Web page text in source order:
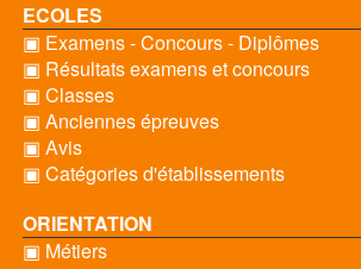
ECOLES
▣ Examens - Concours - Diplômes
▣ Résultats examens et concours
▣ Classes
▣ Anciennes épreuves
▣ Avis
▣ Catégories d'établissements
ORIENTATION
▣ Métiers